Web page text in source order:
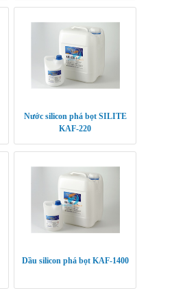
Nước silicon phá bọt SILITE
KAF-220
Dầu silicon phá bọt KAF-1400